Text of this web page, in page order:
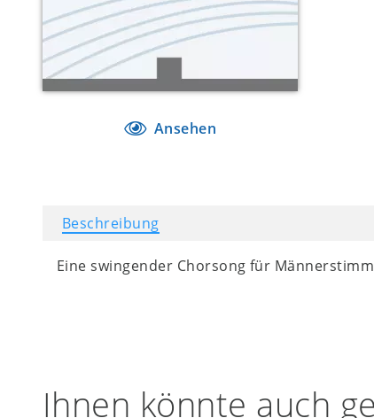
Ansehen
Beschreibung
Eine swingender Chorsong für
Ihnen könnte auch